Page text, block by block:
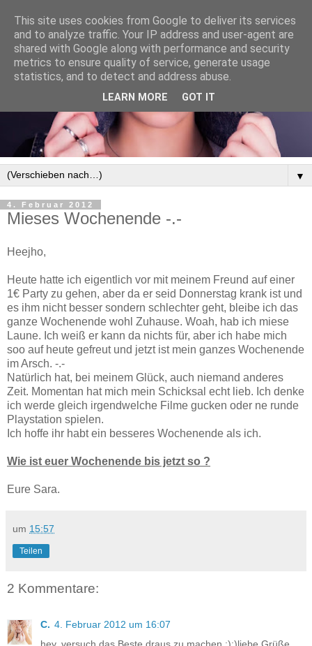
▼
4. Februar 2012
Mieses Wochenende -.-
Heejho,
Heute hatte ich eigentlich vor mit meinem Freund auf einer
1€ Party zu gehen, aber da er seid Donnerstag krank ist und
es ihm nicht besser sondern schlechter geht, bleibe ich das
ganze Wochenende wohl Zuhause. Woah, hab ich miese
Laune. Ich weiß er kann da nichts für, aber ich habe mich
soo auf heute gefreut und jetzt ist mein ganzes Wochenende
im Arsch. -.-
Natürlich hat, bei meinem Glück, auch niemand anderes
Zeit. Momentan hat mich mein Schicksal echt lieb. Ich denke
ich werde gleich irgendwelche Filme gucken oder ne runde
Playstation spielen.
Ich hoffe ihr habt ein besseres Wochenende als ich.
Wie ist euer Wochenende bis jetzt so ?
Eure Sara.
um 15:57
Teilen
2 Kommentare:
C. 4. Februar 2012 um 16:07
This site uses cookies from Google to deliver its services
and to analyze traffic. Your IP address and user-agent are
shared with Google along with performance and security
metrics to ensure quality of service, generate usage
statistics, and to detect and address abuse.
LEARN MORE GOT IT